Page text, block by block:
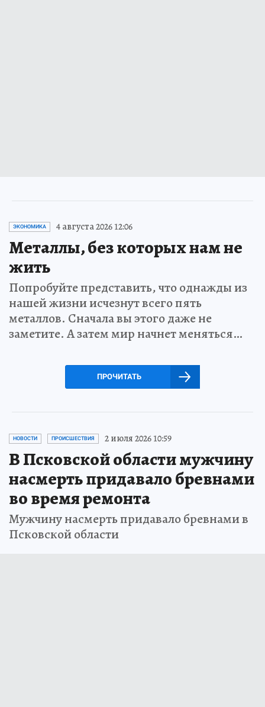
ЭКОНОМИКА 4 августа 2026 12:06
Металлы, без которых нам не
жить
Попробуйте представить, что однажды из
нашей жизни исчезнут всего пять
металлов. Сначала вы этого даже не
заметите. А затем мир начнет меняться…
ПРОЧИТАТЬ
НОВОСТИ ПРОИСШЕСТВИЯ 2 июля 2026 10:59
В Псковской области мужчину
насмерть придавало бревнами
во время ремонта
Мужчину насмерть придавало бревнами в
Псковской области